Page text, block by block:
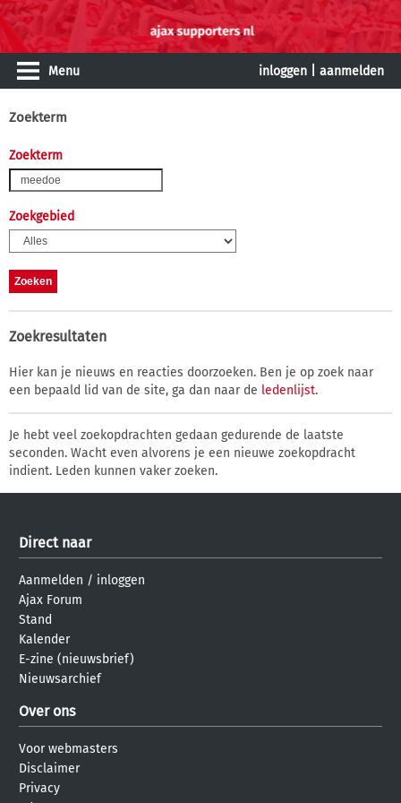
Menu inloggen aanmelden
Zoekterm
Zoekterm
Zoekgebied
Zoekresultaten
Hier kan je nieuws en reacties doorzoeken. Ben je op zoek naar
een bepaald lid van de site, ga dan naar de ledenlijst.
Je hebt veel zoekopdrachten gedaan gedurende de laatste
seconden. Wacht even alvorens je een nieuwe zoekopdracht
indient. Leden kunnen vaker zoeken.
Direct naar
Aanmelden / inloggen
Ajax Forum
Stand
Kalender
E-zine (nieuwsbrief)
Nieuwsarchief
Over ons
Voor webmasters
Disclaimer
Privacy